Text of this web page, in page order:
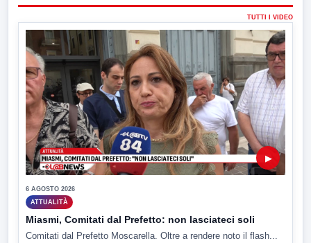
TUTTI I VIDEO
▶
6 AGOSTO 2026
ATTUALITÀ
Miasmi, Comitati dal Prefetto: non lasciateci soli
Comitati dal Prefetto Moscarella. Oltre a rendere noto il flash...